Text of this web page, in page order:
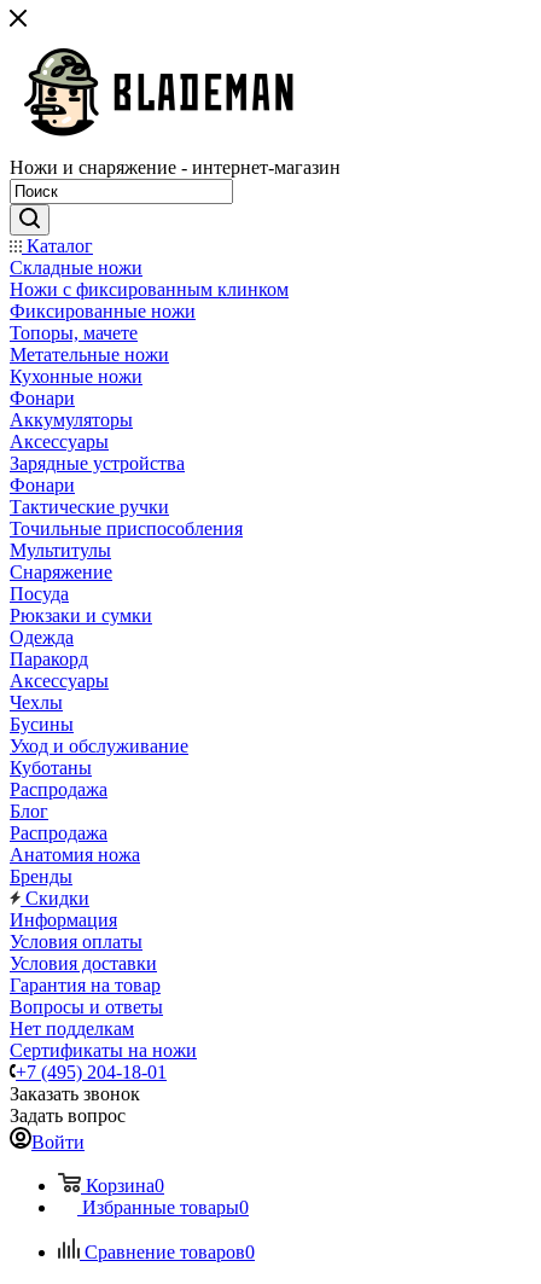
Ножи и снаряжение - интернет-магазин
Каталог
Складные ножи
Ножи с фиксированным клинком
Фиксированные ножи
Топоры, мачете
Метательные ножи
Кухонные ножи
Фонари
Аккумуляторы
Аксессуары
Зарядные устройства
Фонари
Тактические ручки
Точильные приспособления
Мультитулы
Снаряжение
Посуда
Рюкзаки и сумки
Одежда
Паракорд
Аксессуары
Чехлы
Бусины
Уход и обслуживание
Куботаны
Распродажа
Блог
Распродажа
Анатомия ножа
Бренды
Скидки
Информация
Условия оплаты
Условия доставки
Гарантия на товар
Вопросы и ответы
Нет подделкам
Сертификаты на ножи
+7 (495) 204-18-01
Заказать звонок
Задать вопрос
Войти
Корзина0
Избранные товары0
Сравнение товаров0